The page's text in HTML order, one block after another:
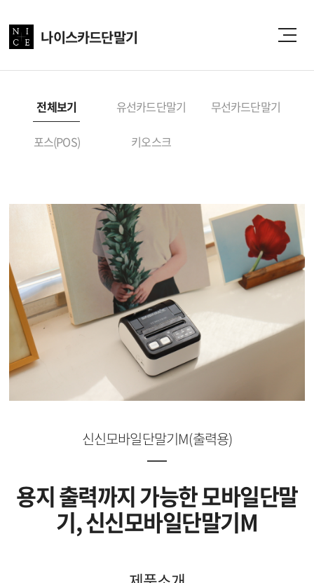
나이스카드단말기
전체보기 유선카드단말기 무선카드단말기
포스(POS) 키오스크
신신모바일단말기M(출력용)
용지 출력까지 가능한 모바일단말
기, 신신모바일단말기M